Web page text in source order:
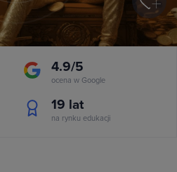
4.9/5
ocena w Google
19 lat
na rynku edukacji